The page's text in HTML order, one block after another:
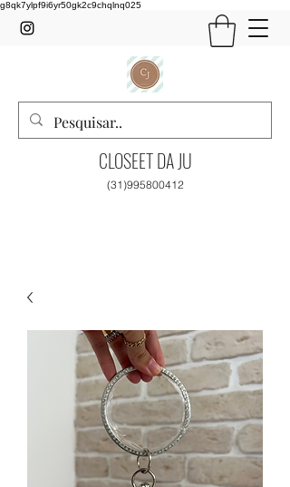
g8qk7ylpf9i6yr50gk2c9chqlnq025
CLOSEET DA JU
(31)995800412